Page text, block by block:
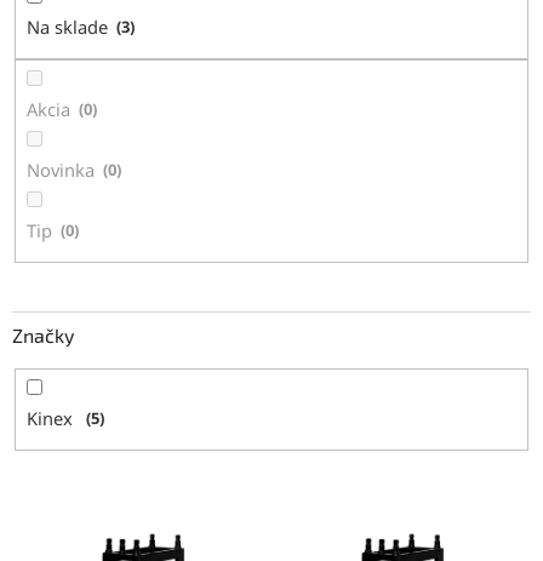
k
Na sklade 3
Akcia 0
Novinka 0
Tip 0
Značky
Kinex 5